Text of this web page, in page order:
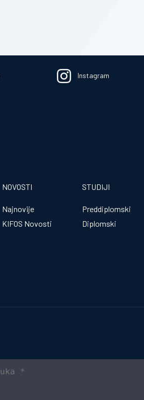
Instagram
NOVOSTI
Najnovije
KIFOS Novosti
STUDIJI
Preddiplomski
Diplomski